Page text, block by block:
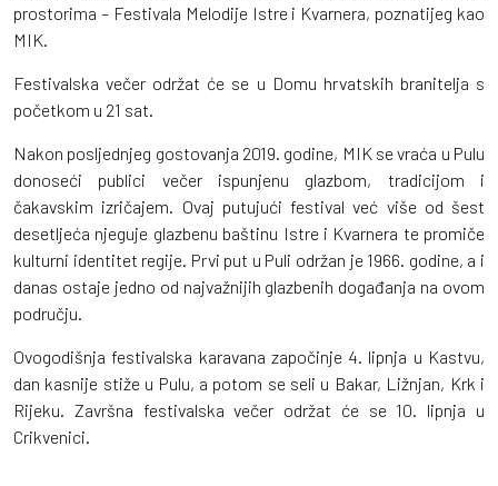
prostorima – Festivala Melodije Istre i Kvarnera, poznatijeg kao
MIK.
Festivalska večer održat će se u Domu hrvatskih branitelja s
početkom u 21 sat.
Nakon posljednjeg gostovanja 2019. godine, MIK se vraća u Pulu
donoseći publici večer ispunjenu glazbom, tradicijom i
čakavskim izričajem. Ovaj putujući festival već više od šest
desetljeća njeguje glazbenu baštinu Istre i Kvarnera te promiče
kulturni identitet regije. Prvi put u Puli održan je 1966. godine, a i
danas ostaje jedno od najvažnijih glazbenih događanja na ovom
području.
Ovogodišnja festivalska karavana započinje 4. lipnja u Kastvu,
dan kasnije stiže u Pulu, a potom se seli u Bakar, Ližnjan, Krk i
Rijeku. Završna festivalska večer održat će se 10. lipnja u
Crikvenici.